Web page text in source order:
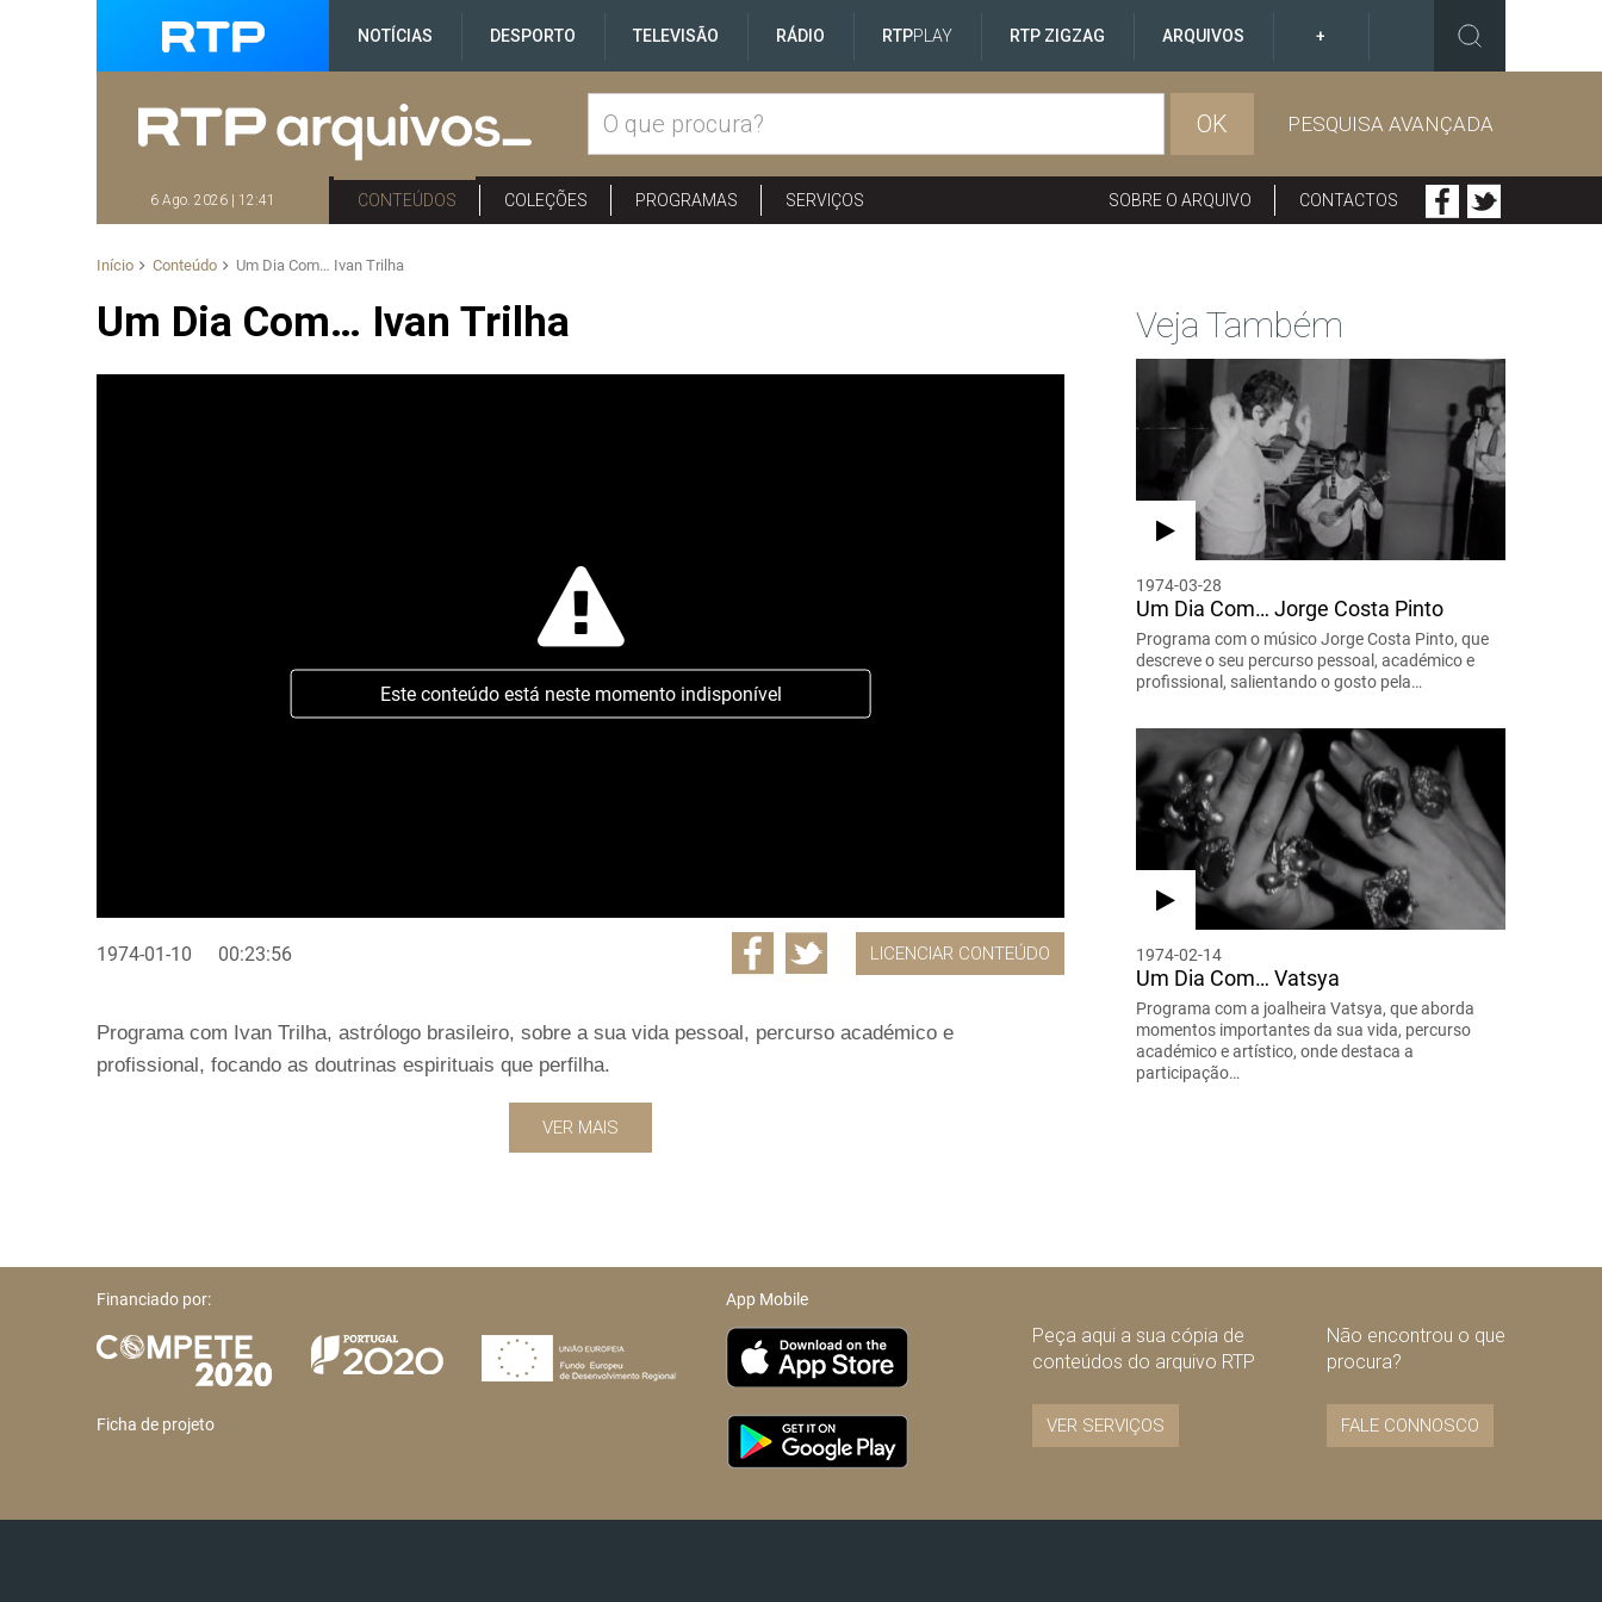
NOTÍCIAS DESPORTO TELEVISÃO RÁDIO RTPPLAY RTP ZIGZAG ARQUIVOS +
OK PESQUISA AVANÇADA
6 Ago. 2026 | 12:41 CONTEÚDOS COLEÇÕES PROGRAMAS SERVIÇOS SOBRE O ARQUIVO CONTACTOS
Início Conteúdo Um Dia Com… Ivan Trilha
Um Dia Com… Ivan Trilha
Este conteúdo está neste momento indisponível
1974-01-10 00:23:56 LICENCIAR CONTEÚDO
Programa com Ivan Trilha, astrólogo brasileiro, sobre a sua vida pessoal, percurso académico e
profissional, focando as doutrinas espirituais que perfilha.
VER MAIS
Veja Também
1974-03-28
Um Dia Com… Jorge Costa Pinto
Programa com o músico Jorge Costa Pinto, que
descreve o seu percurso pessoal, académico e
profissional, salientando o gosto pela…
1974-02-14
Um Dia Com… Vatsya
Programa com a joalheira Vatsya, que aborda
momentos importantes da sua vida, percurso
académico e artístico, onde destaca a
participação…
Financiado por:
Ficha de projeto
App Mobile
Peça aqui a sua cópia de
conteúdos do arquivo RTP
VER SERVIÇOS
Não encontrou o que
procura?
FALE CONNOSCO